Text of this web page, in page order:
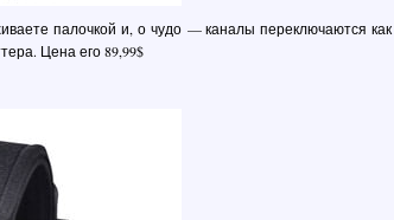
палочкой и, о чудо — каналы переключаются
Цена его 89,99$